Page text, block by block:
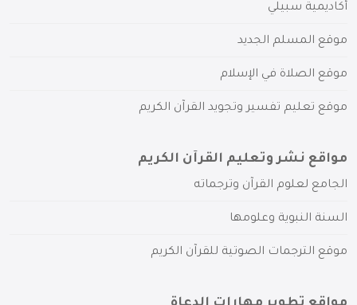
أكاديمية سبيلي
موقع المسلم الجديد
موقع الصلاة في الإسلام
موقع تعليم تفسير وتجويد القرآن الكريم
مواقع نشر وتعليم القرآن الكريم
الجامع لعلوم القرآن وترجماته
السنة النبوية وعلومها
موقع الترجمات الصوتية للقرآن الكريم